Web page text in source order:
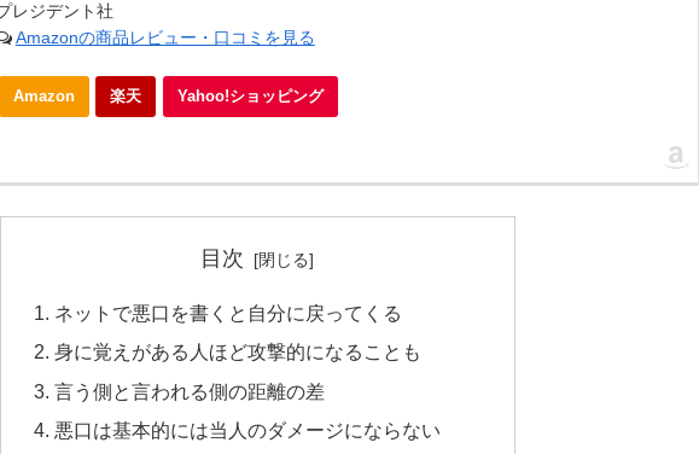
レジデント社
Amazonの商品レビュー・口コミを見る
Amazon 楽天 Yahoo!ショッピング
目次
ネットで悪口を書くと自分に戻ってくる
身に覚えがある人ほど攻撃的になることも
言う側と言われる側の距離の差
悪口は基本的には当人のダメージにならない